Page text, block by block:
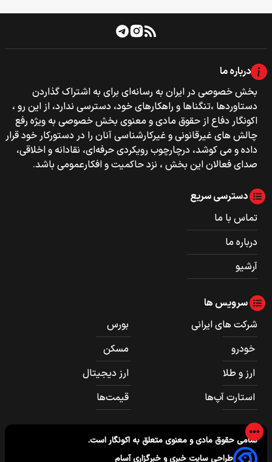
درباره ما
بخش خصوصی‌‌ در ایران به رسانه‌ای برای به اشتراک گذاردن
دستاوردها ،تنگناها و راهکارهای خود، دسترسی ندارد، از این رو ،
اکونگار دفاع از حقوق مادی و معنوی بخش خصوصی به ویژه رفع
چالش های غیرقانونی و غیرکارشناسی آنان را در دستورکار خود قرار
داده و می کوشد، درچارچوب رویکردی حرفه‌ای، نقادانه و اخلاقی،
صدای فعالان این بخش ، نزد حاکمیت و افکارعمومی باشد.
دسترسی سریع
تماس با ما
درباره ما
آرشیو
سرویس ها
شرکت های ایرانی
بورس
خودرو
مسکن
ارز و طلا
ارز دیجیتال
استارت آپ‌ها
قیمت‌ها
تمامی حقوق مادی و معنوی متعلق به اکونگاراست.
طراحی سایت خبری و خبرگزاری آسام